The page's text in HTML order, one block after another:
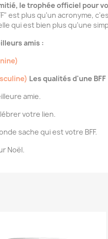
le trophée officiel pour
est plus qu'un acronyme,
qui est bien plus qu'une
amis :
Les qualités d'une
amie.
votre lien.
sache qui est votre BFF.
Noël.